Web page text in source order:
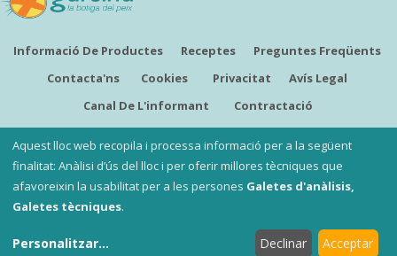
Informació De Productes Receptes
Preguntes Freqüents
Contacta'ns
Cookies Privacitat
Avís Legal
Canal De L'informant
Contractació
Copyright © Garoina, la botiga del peix
Garoina Sant FruitósiGaroina
Aquest lloc web recopila i processa informació per a la següent
finalitat: Anàlisi d’ús del lloc i per oferir millores tècniques que
afavoreixin la usabilitat per a les persones Galetes d'anàlisis,
Galetes tècniques.
Personalitzar... Declinar Acceptar